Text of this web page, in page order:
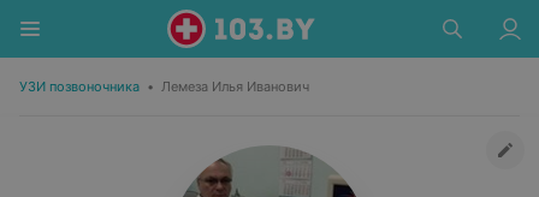
УЗИ позвоночника • Лемеза Илья Иванович